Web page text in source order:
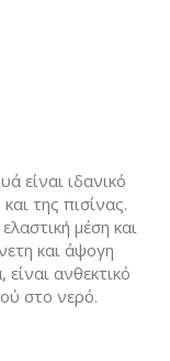
είναι ιδανικό
της πισίνας.
μέση και
και άψογη
ανθεκτικό
στο νερό.